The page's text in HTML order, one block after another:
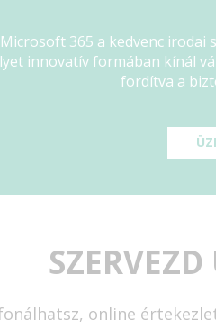
365 a kedvenc
innovatív formában kínál
fordítva a
online